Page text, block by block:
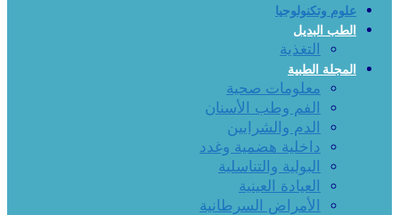
علوم وتكنولوجيا
الطب البديل
التغذية
المجلة الطبية
معلومات صحية
الفم وطب الأسنان
الدم والشرايين
داخلية هضمية وغدد
البولية والتناسلية
العيادة العينية
الأمراض السرطانية